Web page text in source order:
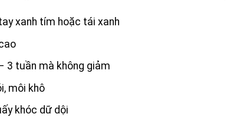
xanh tím hoặc tái xanh
3 tuần mà không giảm
môi khô
khóc dữ dội